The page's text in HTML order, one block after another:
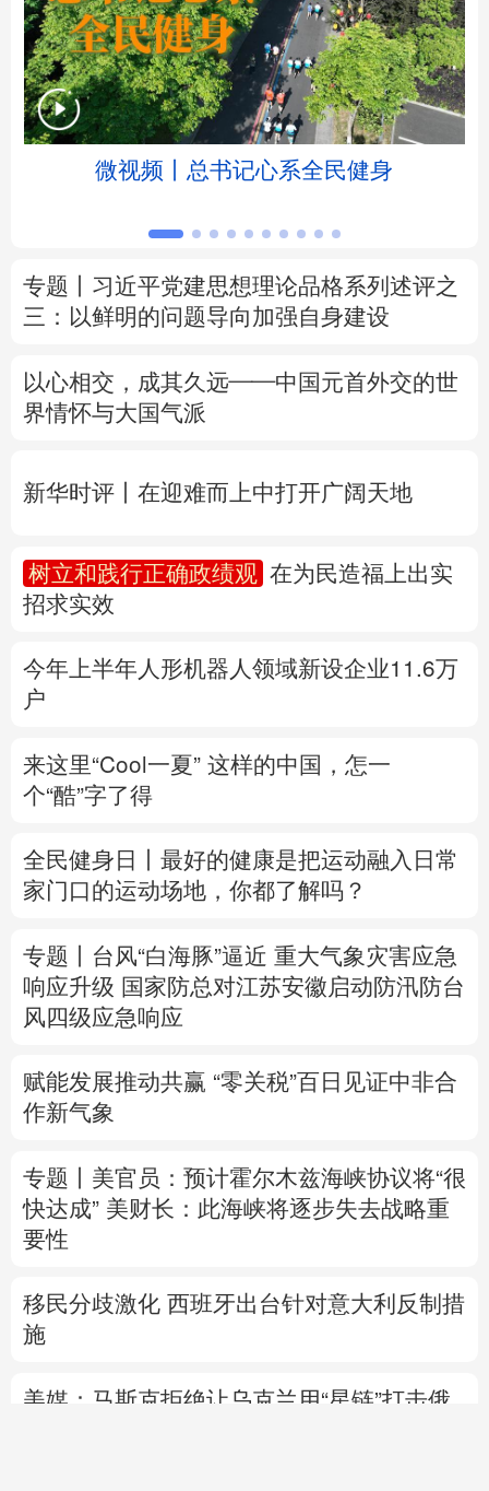
地方频道
北京 天津 河北 山西
辽宁 吉林 上海 江苏
安徽 福建
河南 湖北
广东 广西 海南 重庆
陕西 甘肃
English
Русский язык 日本語 한국어
微视频丨总书记心系全民健身
专题丨 习近平党建思想理论品格系列述评之
三：以鲜明的问题导向加强自身建设
以心相交，成其久远——中国元首外交的世
界情怀与大国气派
新华时评丨在迎难而上中打开广阔天地
树立和践行正确政绩观
在为民造福上出实
招求实效
今年上半年人形机器人领域新设企业11.6万
户
来这里“Cool一夏” 这样的中国，怎一
个“酷”字了得
全民健身日丨 最好的健康是把运动融入日常
家门口的运动场地，你都了解吗？
专题丨 台风“白海豚”逼近 重大气象灾害应急
响应升级 国家防总对江苏安徽启动防汛防台
风四级应急响应
赋能发展推动共赢 “零关税”百日见证中非合
作新气象
专题丨 美官员：预计霍尔木兹海峡协议将“很
快达成” 美财长：此海峡将逐步失去战略重
要性
移民分歧激化 西班牙出台针对意大利反制措
施
美媒：马斯克拒绝让乌克兰用“星链”打击俄